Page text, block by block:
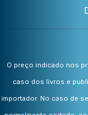
O preço indicado nos
caso dos livros e
importador. No caso de